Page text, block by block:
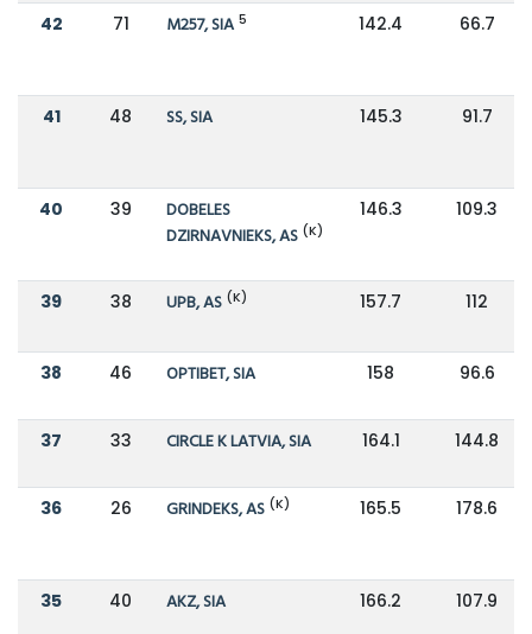
42 71 M257, SIA 5 142.4 66.7
41 48 SS, SIA 145.3 91.7
40 39
DOBELES
DZIRNAVNIEKS, AS (K)
146.3 109.3
39 38 UPB, AS (K) 157.7 112
38 46 OPTIBET, SIA 158 96.6
37 33 CIRCLE K LATVIA, SIA 164.1 144.8
36 26 GRINDEKS, AS (K) 165.5 178.6
35 40 AKZ, SIA 166.2 107.9